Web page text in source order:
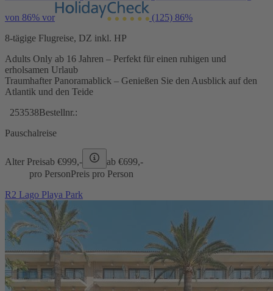
von 86% vor (125) 86%
8-tägige Flugreise, DZ inkl. HP
Adults Only ab 16 Jahren – Perfekt für einen ruhigen und
erholsamen Urlaub
Traumhafter Panoramablick – Genießen Sie den Ausblick auf den
Atlantik und den Teide
253538Bestellnr.:
Pauschalreise
Alter Preisab €999,- ab €699,-
pro PersonPreis pro Person
R2 Lago Playa Park